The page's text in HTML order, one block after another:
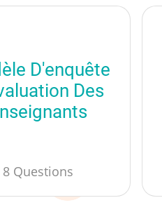
D'enquête
Des
8 Questions